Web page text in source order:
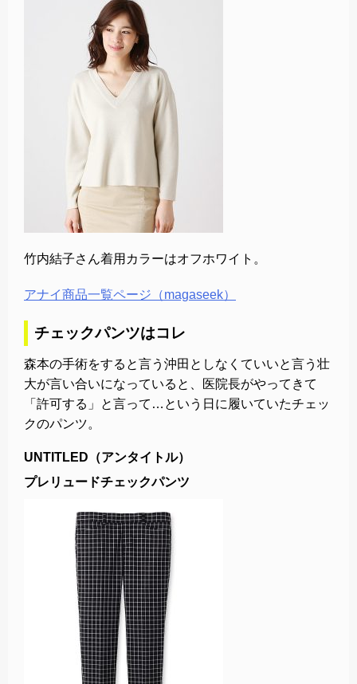
竹内結子さん着用カラーはオフホワイト。
アナイ商品一覧ページ（magaseek）
チェックパンツはコレ
森本の手術をすると言う沖田としなくていいと言う壮
大が言い合いになっていると、医院長がやってきて
「許可する」と言って…という日に履いていたチェッ
クのパンツ。
UNTITLED（アンタイトル）
プレリュードチェックパンツ